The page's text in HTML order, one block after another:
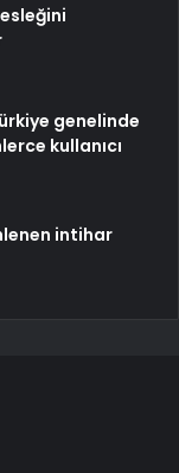
genelinde
kullanıcı
intihar